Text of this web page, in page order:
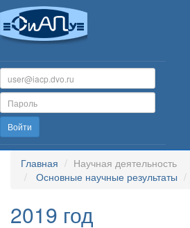
Войти
Главная
Научная деятельность
Основные научные результаты
2019 год